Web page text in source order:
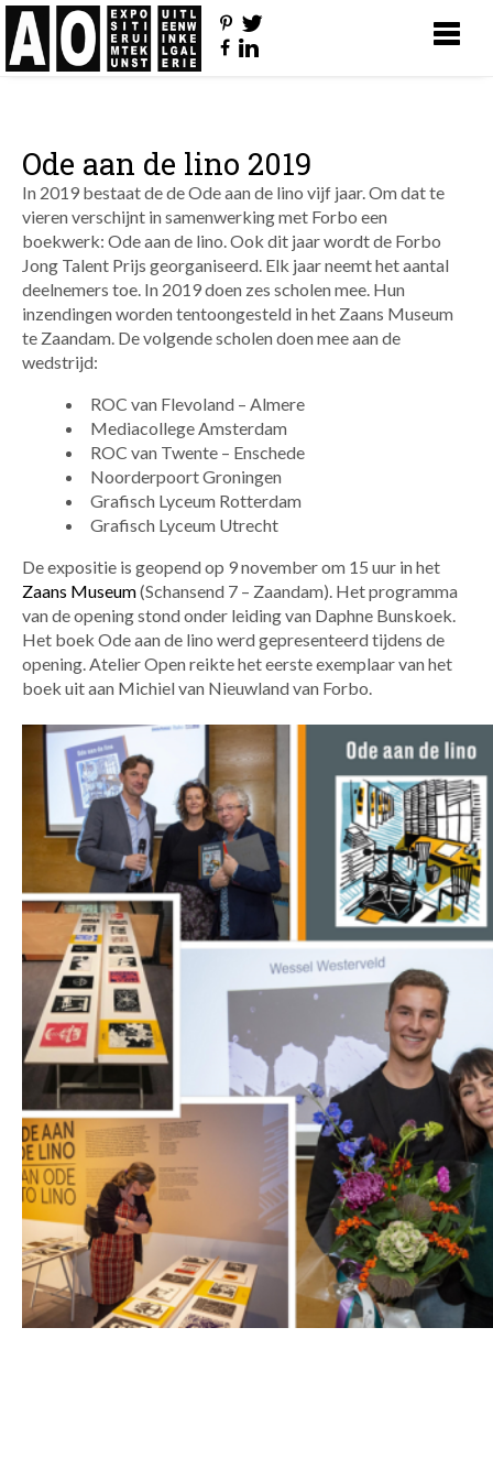
Ode aan de lino 2019
In 2019 bestaat de de Ode aan de lino vijf jaar. Om dat te
vieren verschijnt in samenwerking met Forbo een
boekwerk: Ode aan de lino. Ook dit jaar wordt de Forbo
Jong Talent Prijs georganiseerd. Elk jaar neemt het aantal
deelnemers toe. In 2019 doen zes scholen mee. Hun
inzendingen worden tentoongesteld in het Zaans Museum
te Zaandam. De volgende scholen doen mee aan de
wedstrijd:
ROC van Flevoland – Almere
Mediacollege Amsterdam
ROC van Twente – Enschede
Noorderpoort Groningen
Grafisch Lyceum Rotterdam
Grafisch Lyceum Utrecht
De expositie is geopend op 9 november om 15 uur in het
Zaans Museum(Schansend 7 – Zaandam). Het programma
van de opening stond onder leiding van Daphne Bunskoek.
Het boek Ode aan de lino werd gepresenteerd tijdens de
opening. Atelier Open reikte het eerste exemplaar van het
boek uit aan Michiel van Nieuwland van Forbo.